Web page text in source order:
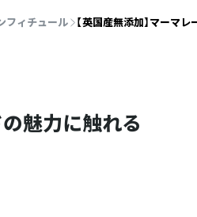
フィチュール 【英国産無添加】マーマ
魅力に触れる